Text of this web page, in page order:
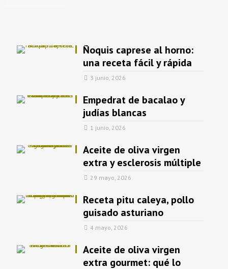
Ñoquis caprese al horno:
una receta fácil y rápida
3 junio, 2026
Empedrat de bacalao y
judías blancas
1 junio, 2026
Aceite de oliva virgen
extra y esclerosis múltiple
29 mayo, 2026
Receta pitu caleya, pollo
guisado asturiano
4 mayo, 2026
Aceite de oliva virgen
extra gourmet: qué lo